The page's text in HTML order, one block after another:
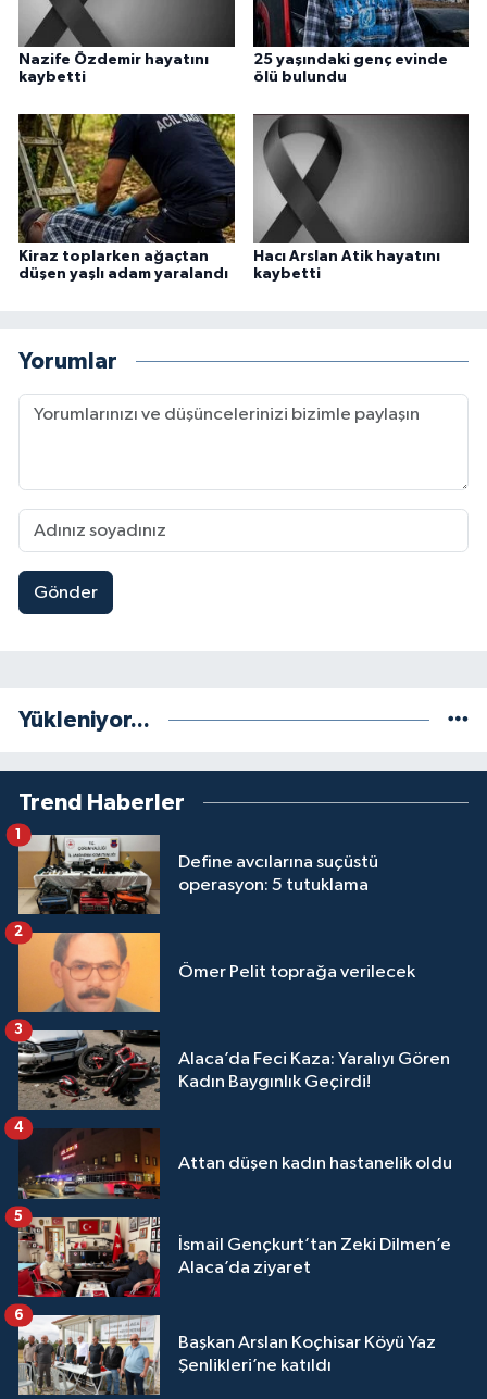
Nazife Özdemir hayatını
kaybetti
25 yaşındaki genç evinde
ölü bulundu
Kiraz toplarken ağaçtan
düşen yaşlı adam yaralandı
Hacı Arslan Atik hayatını
kaybetti
Yorumlar
Gönder
Yükleniyor...
Trend Haberler
Define avcılarına suçüstü
operasyon: 5 tutuklama
1
Ömer Pelit toprağa verilecek
2
Alaca’da Feci Kaza: Yaralıyı Gören
Kadın Baygınlık Geçirdi!
3
Attan düşen kadın hastanelik oldu
4
İsmail Gençkurt’tan Zeki Dilmen’e
Alaca’da ziyaret
5
Başkan Arslan Koçhisar Köyü Yaz
Şenlikleri’ne katıldı
6